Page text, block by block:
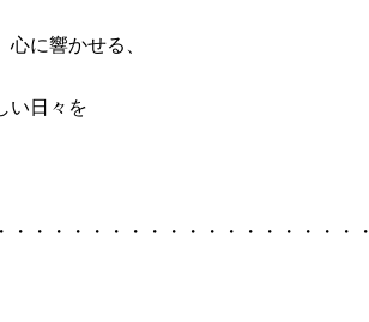
に響かせる、
い日々を
・・・・・・・・・・・・・・・・・・